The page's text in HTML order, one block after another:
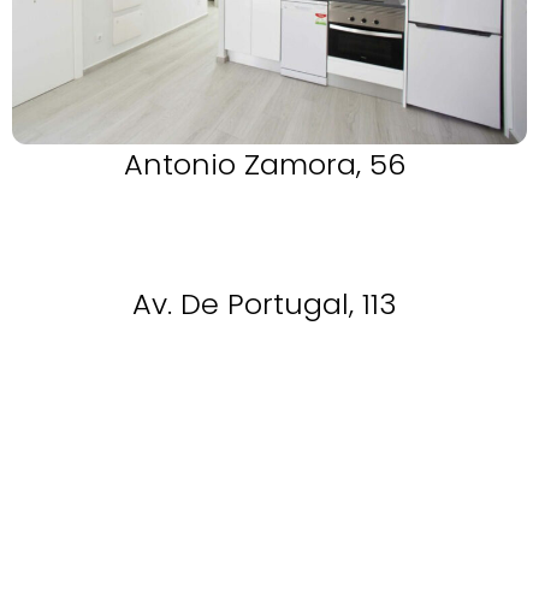
Antonio Zamora, 56
Av. De Portugal, 113